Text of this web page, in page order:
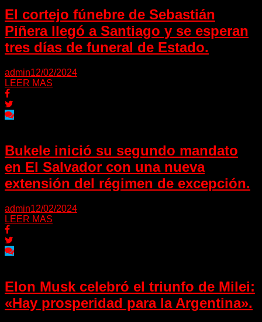
El cortejo fúnebre de Sebastián
Piñera llegó a Santiago y se esperan
tres días de funeral de Estado.
admin12/02/2024
LEER MAS
Bukele inició su segundo mandato
en El Salvador con una nueva
extensión del régimen de excepción.
admin12/02/2024
LEER MAS
Elon Musk celebró el triunfo de Milei:
«Hay prosperidad para la Argentina».